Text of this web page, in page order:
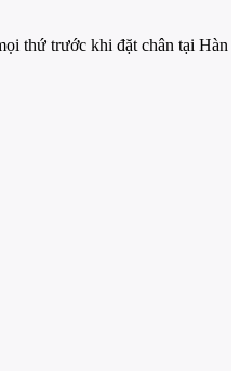
thứ trước khi đặt chân tại Hàn